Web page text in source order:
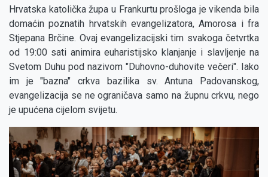
Hrvatska katolička župa u Frankurtu prošloga je vikenda bila
domaćin poznatih hrvatskih evangelizatora, Amorosa i fra
Stjepana Brčine. Ovaj evangelizacijski tim svakoga četvrtka
od 19:00 sati animira euharistijsko klanjanje i slavljenje na
Svetom Duhu pod nazivom "Duhovno-duhovite večeri". Iako
im je "bazna" crkva bazilika sv. Antuna Padovanskog,
evangelizacija se ne ograničava samo na župnu crkvu, nego
je upućena cijelom svijetu.